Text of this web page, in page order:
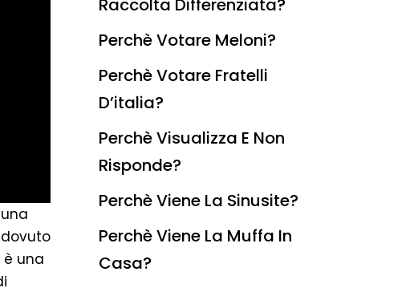
è una
Raccolta Differenziata?
Perchè Votare Meloni?
Perchè Votare Fratelli
D’italia?
Perchè Visualizza E Non
Risponde?
Perchè Viene La Sinusite?
Perchè Viene La Muffa In
Casa?